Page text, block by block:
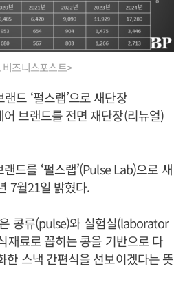
즈니스포스트>
드 ‘펄스랩’으로 새단장
브랜드를 전면 재단장(리뉴얼)
드를 ‘펄스랩’(Pulse Lab)으로 새
7월21일 밝혔다.
콩류(pulse)와 실험실(laborator
재료로 꼽히는 콩을 기반으로 다
한 스낵 간편식을 선보이겠다는 뜻